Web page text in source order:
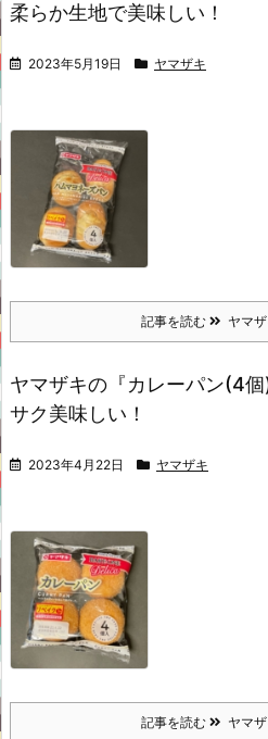
柔らか生地で美味しい！
2023年5月19日 ヤマザキ
記事を読む ヤマ
ヤマザキの『カレーパン(4
サク美味しい！
2023年4月22日 ヤマザキ
記事を読む ヤマ